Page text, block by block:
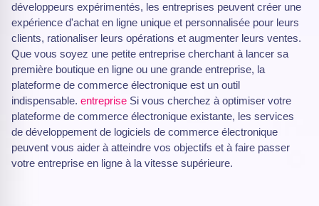
développeurs expérimentés, les entreprises peuvent créer une
expérience d'achat en ligne unique et personnalisée pour leurs
clients, rationaliser leurs opérations et augmenter leurs ventes.
Que vous soyez une petite entreprise cherchant à lancer sa
première boutique en ligne ou une grande entreprise, la
plateforme de commerce électronique est un outil
indispensable. entreprise Si vous cherchez à optimiser votre
plateforme de commerce électronique existante, les services
de développement de logiciels de commerce électronique
peuvent vous aider à atteindre vos objectifs et à faire passer
votre entreprise en ligne à la vitesse supérieure.